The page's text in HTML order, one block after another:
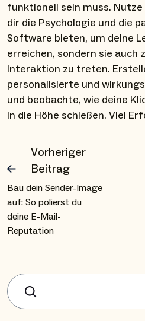
funktionell sein muss.
dir die Psychologie und die
Software bieten, um deine
erreichen, sondern sie auch
Interaktion zu treten.
personalisierte und
und beobachte, wie deine
in die Höhe schießen. Viel
Vorheriger
Beitrag
Bau dein Sender-Image
auf: So polierst du
deine E-Mail-
Reputation
Suchen